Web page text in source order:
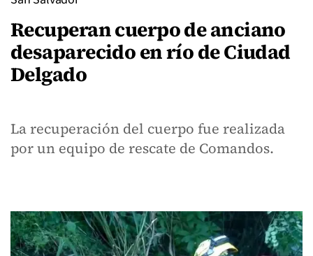
Recuperan cuerpo de anciano
desaparecido en río de Ciudad
Delgado
La recuperación del cuerpo fue realizada
por un equipo de rescate de Comandos.